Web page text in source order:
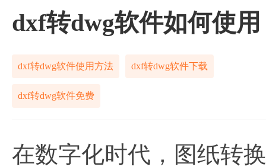
dxf转dwg软件如何使
dxf转dwg软件使用方法 dxf转dwg软件下载
dxf转dwg软件免费
在数字化时代，图纸转